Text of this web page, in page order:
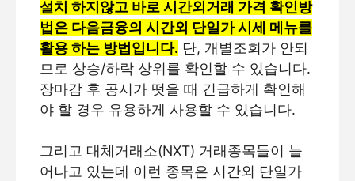
설치 하지않고 바로 시간외거래 가격 확인방
법은 다음금융의 시간외 단일가 시세 메뉴를
활용 하는 방법입니다. 단, 개별조회가 안되
므로 상승/하락 상위를 확인할 수 있습니다.
장마감 후 공시가 떳을 때 긴급하게 확인해
야 할 경우 유용하게 사용할 수 있습니다.
그리고 대체거래소(NXT) 거래종목들이 늘
어나고 있는데 이런 종목은 시간외 단일가